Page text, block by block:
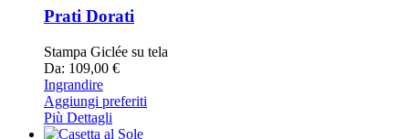
Prati Dorati
Stampa Giclée su tela
Da: 109,00 €
Ingrandire
Aggiungi preferiti
Più Dettagli